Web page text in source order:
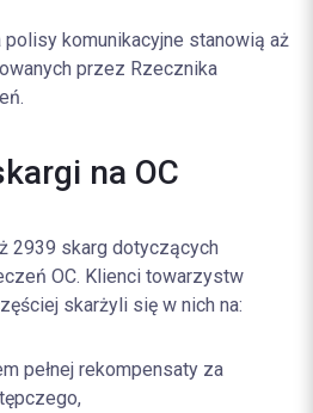
polisy komunikacyjne stanowią aż
przez Rzecznika
na OC
2939 skarg dotyczących
OC. Klienci towarzystw
skarżyli się w nich na:
pełnej rekompensaty za